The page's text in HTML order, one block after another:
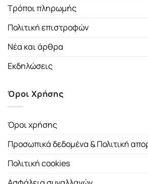
Τρόποι πληρωμής
Πολιτική επιστροφών
Νέα και άρθρα
Εκδηλώσεις
Όροι Χρήσης
Όροι χρήσης
Προσωπικά δεδομένα & Πολιτική
Πολιτική cookies